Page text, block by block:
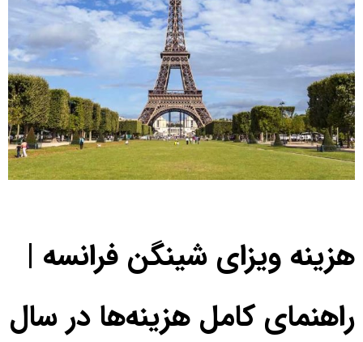
هزینه ویزای شینگن فرانسه |
راهنمای کامل هزینه‌ها در سال